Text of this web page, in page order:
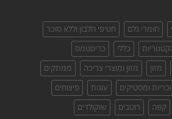
חומרי גלם
חטיפי חלבון וללא סוכר
כללי
כריסטמס
מזון מזון ומוצרי צריכה
ממתקים
ומסטיקים עוגות
פיצוחים
קפה רוטבים שוקולדים